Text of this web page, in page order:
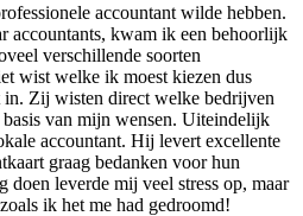
accountant wilde hebben.
accountants, kwam ik een behoorlijk
verschillende soorten
wist welke ik moest kiezen dus
in. Zij wisten direct welke bedrijven
van mijn wensen. Uiteindelijk
accountant. Hij levert excellente
graag bedanken voor hun
doen leverde mij veel stress op, maar
ik het me had gedroomd!